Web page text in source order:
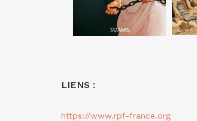
LIENS :
https://www.rpf-france.org